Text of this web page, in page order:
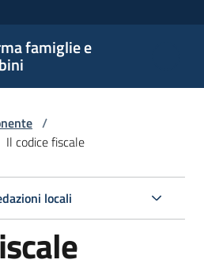
famiglie e
/
Il codice fiscale
locali